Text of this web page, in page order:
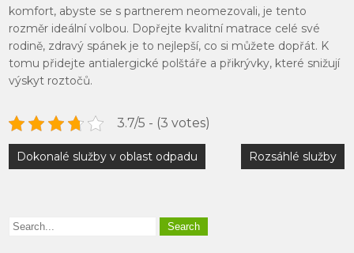
komfort, abyste se s partnerem neomezovali, je tento
rozměr ideální volbou. Dopřejte kvalitní matrace celé své
rodině, zdravý spánek je to nejlepší, co si můžete dopřát. K
tomu přidejte antialergické polštáře a přikrývky, které snižují
výskyt roztočů.
3.7/5 - (3 votes)
Navigace
pro
Dokonalé služby v oblast odpadu Rozsáhlé služby